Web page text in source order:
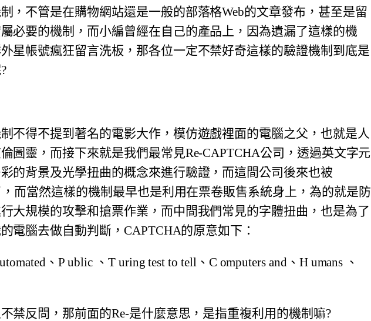
， 不管是在購物網站還是一般的部落格Web的文章發布， 甚至是留
必要的機制， 而小編曾經在自己的產品上，因為遺漏了這樣的機
星帳號瘋狂留言洗板， 那各位一定不禁好奇這樣的驗證機制到底是
不得不提到著名的電影大作， 模仿遊戲裡面的電腦之父，也就是人
圖靈， 而接下來就是我們最常見Re-CAPTCHA公司， 透過英文字元
的背景及光學扭曲的概念來進行驗證， 而這間公司後來也被
而當然這樣的機制最早也是利用在票卷販售系統身上， 為的就是防
大規模的攻擊和搶票作業， 而中間我們常見的字體扭曲， 也是為了
電腦去做自動判斷， CAPTCHA的原意如下：
、P ublic 、T uring test to tell、C omputers and、H umans 、
禁反問，那前面的Re-是什麼意思， 是指重複利用的機制嘛?